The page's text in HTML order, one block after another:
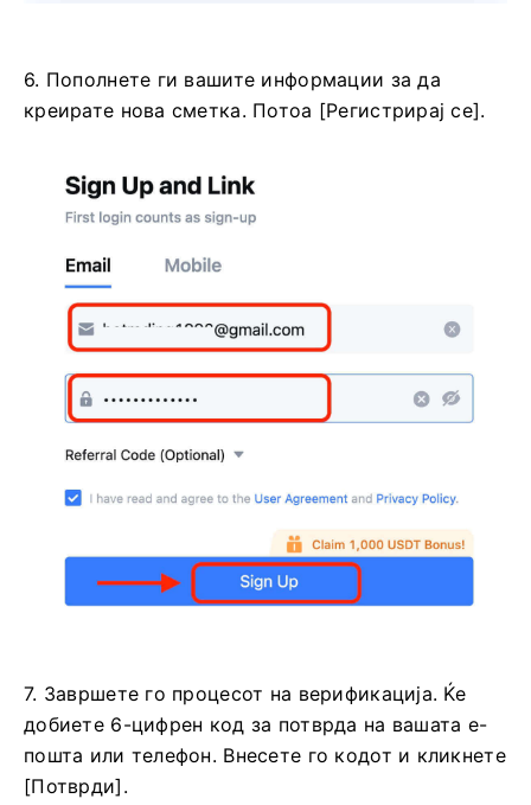
6. Пополнете ги вашите информации за да
креирате нова сметка. Потоа [Регистрирај се].
7. Завршете го процесот на верификација. Ќе
добиете 6-цифрен код за потврда на вашата е-
пошта или телефон. Внесете го кодот и кликнете
[Потврди].